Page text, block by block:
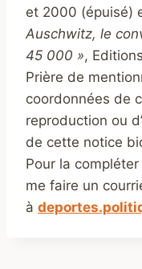
et 2000 (épuisé)
Auschwitz, le
45 000 »,
Prière de
coordonnées de
reproduction ou
de cette notice
Pour la
me faire un
à